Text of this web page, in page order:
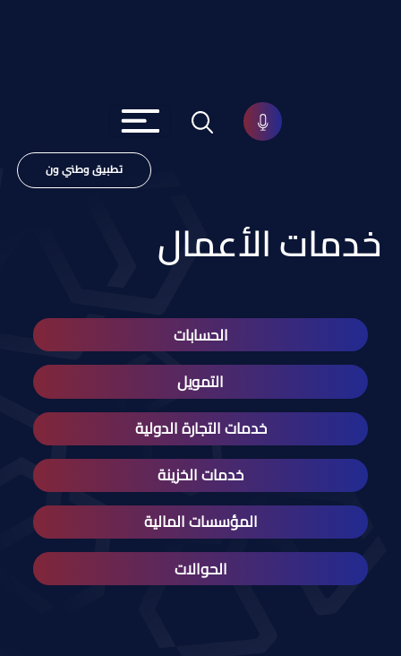
تطبيق وطني ون
خدمات الأعمال
الحسابات
التمويل
خدمات التجارة الدولية
خدمات الخزينة
المؤسسات المالية
الحوالات